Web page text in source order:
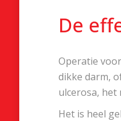
De
Operatie
dikke darm,
ulcerosa, het
Het is heel